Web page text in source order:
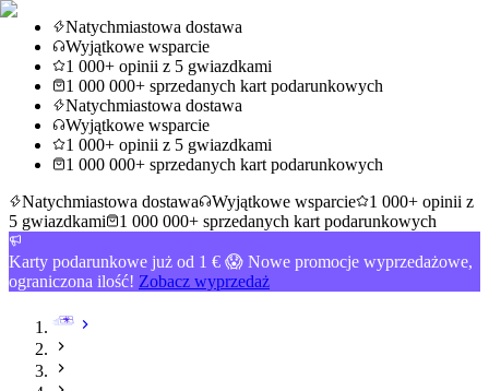
Natychmiastowa dostawa
Wyjątkowe wsparcie
1 000+ opinii z 5 gwiazdkami
1 000 000+ sprzedanych kart podarunkowych
Natychmiastowa dostawa
Wyjątkowe wsparcie
1 000+ opinii z 5 gwiazdkami
1 000 000+ sprzedanych kart podarunkowych
Natychmiastowa dostawa
Wyjątkowe wsparcie
1 000+ opinii z
5 gwiazdkami
1 000 000+ sprzedanych kart podarunkowych
Karty podarunkowe już od 1 € 😱 Nowe promocje wyprzedażowe,
ograniczona ilość! Zobacz wyprzedaż